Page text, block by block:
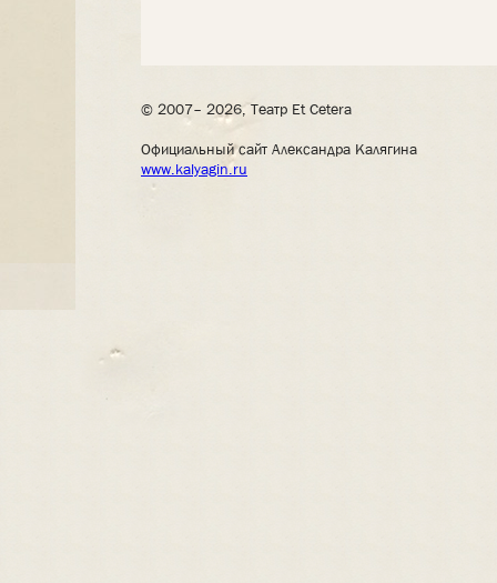
© 2007– 2026, Театр Et Cetera
Официальный сайт Александра Калягина
www.kalyagin.ru